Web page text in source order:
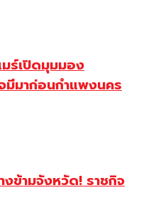
ร์เปิดมุมมอง
มีมาก่อนกำแพงนคร
งข้ามจังหวัด! ราชกิจ